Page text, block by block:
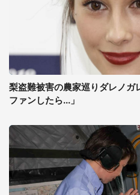
梨盗難被害の農家巡りダレノガ
ファンしたら...」